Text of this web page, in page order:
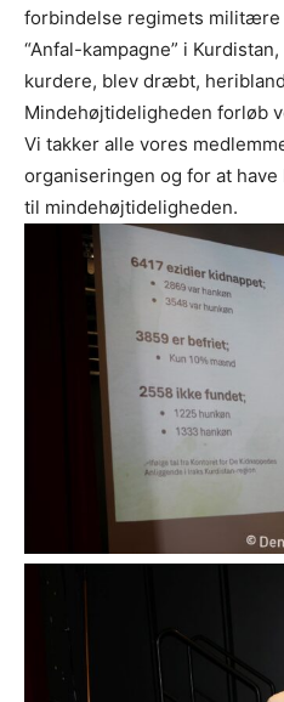
forbindelse regimets militære
“Anfal-kampagne” i
kurdere, blev dræbt,
Mindehøjtideligheden forløb
Vi takker alle vores
organiseringen og for at
til mindehøjtideligheden.